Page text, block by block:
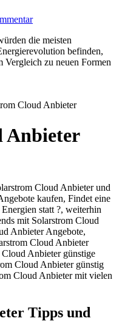
die meisten
befinden,
Vergleich zu neuen Formen
Cloud Anbieter
Anbieter
Cloud Anbieter und
kaufen, Findet eine
statt ?, weiterhin
mit Solarstrom Cloud
Anbieter Angebote,
Cloud Anbieter
Anbieter günstige
Cloud Anbieter günstig
Cloud Anbieter mit vielen
Tipps und